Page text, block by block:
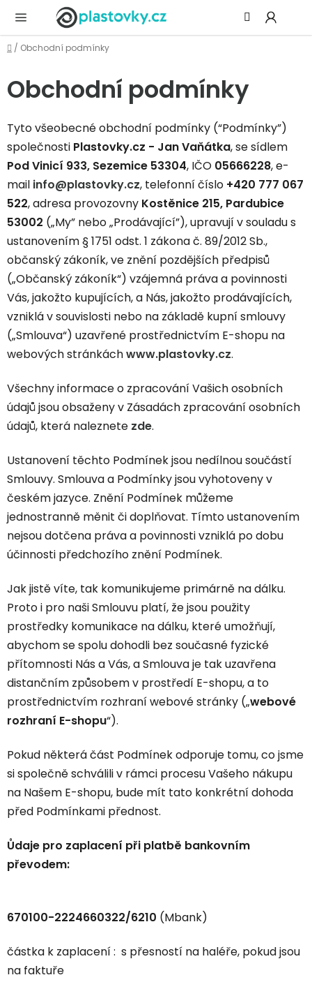
obsah
Domů
/ Obchodní podmínky
Obchodní podmínky
Tyto všeobecné obchodní podmínky (“Podmínky”)
společnosti Plastovky.cz - Jan Vaňátka, se sídlem
Pod Vinicí 933, Sezemice 53304, IČO 05666228, e-
mail info@plastovky.cz, telefonní číslo +420 777 067
522, adresa provozovny Kostěnice 215, Pardubice
53002 („My” nebo „Prodávající”), upravují v souladu s
ustanovením § 1751 odst. 1 zákona č. 89/2012 Sb.,
občanský zákoník, ve znění pozdějších předpisů
(„Občanský zákoník“) vzájemná práva a povinnosti
Vás, jakožto kupujících, a Nás, jakožto prodávajících,
vzniklá v souvislosti nebo na základě kupní smlouvy
(„Smlouva“) uzavřené prostřednictvím E-shopu na
webových stránkáchwww.plastovky.cz.
Všechny informace o zpracování Vašich osobních
údajů jsou obsaženy v Zásadách zpracování osobních
údajů, která naleznete zde.
Ustanovení těchto Podmínek jsou nedílnou součástí
Smlouvy. Smlouva a Podmínky jsou vyhotoveny v
českém jazyce. Znění Podmínek můžeme
jednostranně měnit či doplňovat. Tímto ustanovením
nejsou dotčena práva a povinnosti vzniklá po dobu
účinnosti předchozího znění Podmínek.
Jak jistě víte, tak komunikujeme primárně na dálku.
Proto i pro naši Smlouvu platí, že jsou použity
prostředky komunikace na dálku, které umožňují,
abychom se spolu dohodli bez současné fyzické
přítomnosti Nás a Vás, a Smlouva je tak uzavřena
distančním způsobem v prostředí E-shopu, a to
prostřednictvím rozhraní webové stránky („webové
rozhraní E-shopu“).
Pokud některá část Podmínek odporuje tomu, co jsme
si společně schválili v rámci procesu Vašeho nákupu
na Našem E-shopu, bude mít tato konkrétní dohoda
před Podmínkami přednost.
Ůdaje pro zaplacení při platbě bankovním
převodem:
670100-2224660322/6210 (Mbank)
částka k zaplacení : s přesností na haléře, pokud jsou
na faktuře